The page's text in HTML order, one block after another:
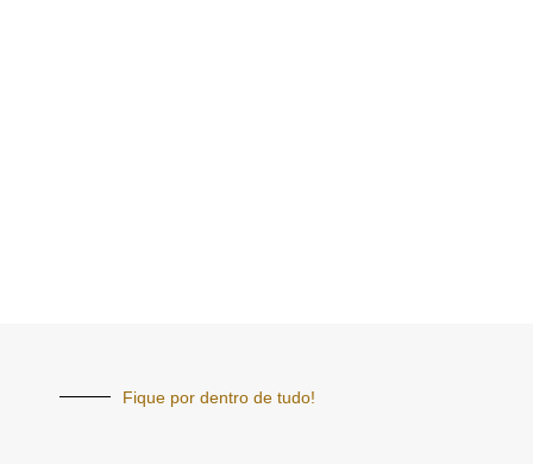
Fique por dentro de tudo!